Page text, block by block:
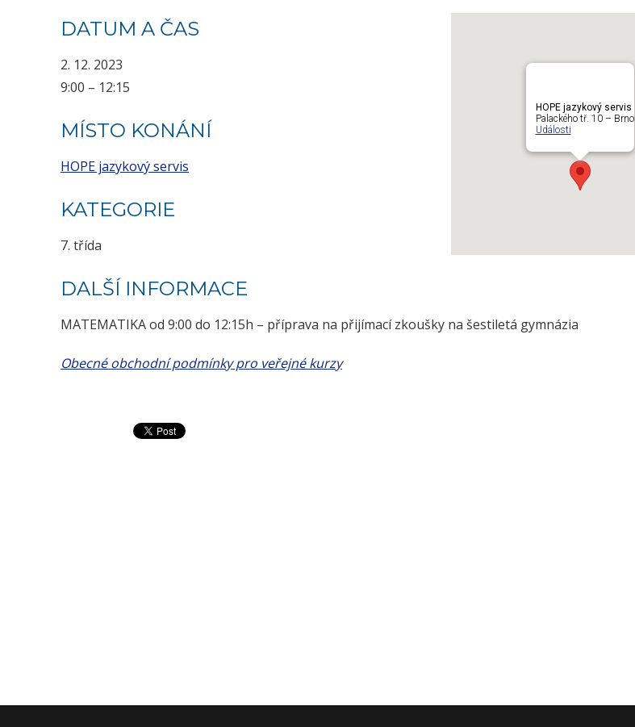
HOPE jazykový servis
Palackého tř. 10 – Brno
Události
DATUM A ČAS
2. 12. 2023
9:00 – 12:15
MÍSTO KONÁNÍ
HOPE jazykový servis
KATEGORIE
7. třída
DALŠÍ INFORMACE
MATEMATIKA od 9:00 do 12:15h – příprava na přijímací zkoušky na šestiletá gymnázia
Obecné obchodní podmínky pro veřejné kurzy